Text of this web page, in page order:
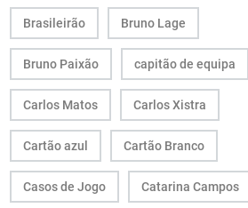
Brasileirão Bruno Lage
Bruno Paixão capitão de equipa
Carlos Matos Carlos Xistra
Cartão azul Cartão Branco
Casos de Jogo Catarina Campos